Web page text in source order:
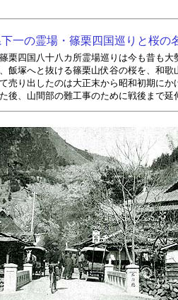
下一の霊場・篠栗四国巡りと桜の
栗四国八十八カ所霊場巡りは今も昔も大
飯塚へと抜ける篠栗山伏谷の桜を、和
売り出したのは大正末から昭和初期に
後、山間部の難工事のために戦後まで延